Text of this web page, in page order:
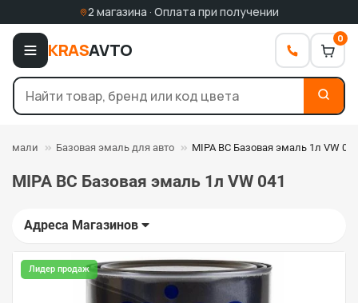
2 магазина · Оплата при получении
KRASAVTO
0
Базовая эмаль для авто MIPA BC Базовая эмаль 1л VW 041
MIPA BC Базовая эмаль 1л VW 041
Адреса Магазинов
Лидер продаж